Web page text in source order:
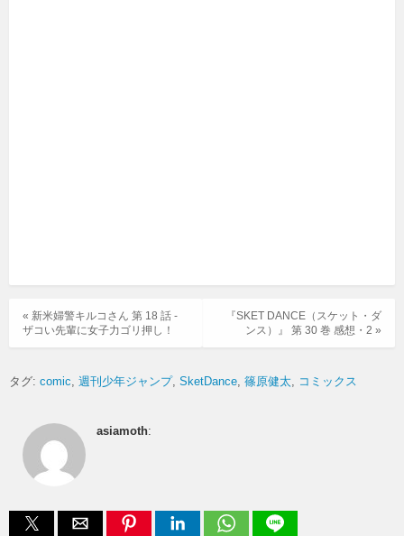
『SKET DANCE（スケット・ダ
ンス）』 第 30 巻 感想・2 »
« 新米婦警キルコさん 第 18 話 -
ザコい先輩に女子力ゴリ押し！
タグ: comic 週刊少年ジャンプ SketDance 篠原健太 コミックス
asiamoth: